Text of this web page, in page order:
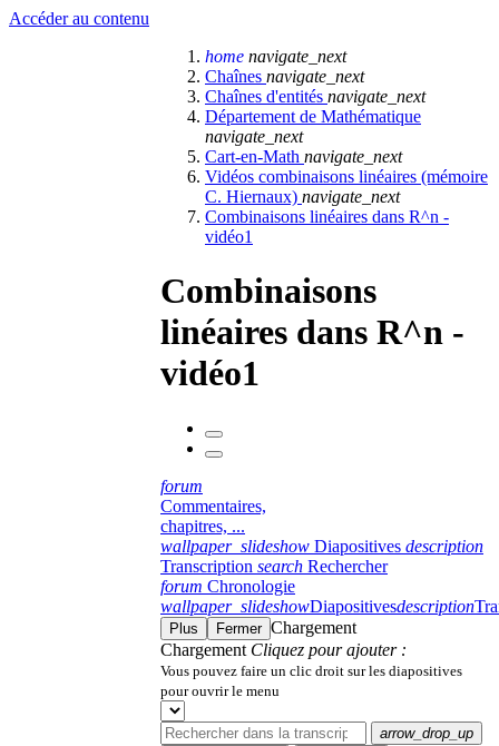
Accéder au contenu
home navigate_next
Chaînes navigate_next
Chaînes d'entités navigate_next
Département de Mathématique
navigate_next
Cart-en-Math navigate_next
Vidéos combinaisons linéaires (mémoire
C. Hiernaux) navigate_next
Combinaisons linéaires dans R^n -
vidéo1
Combinaisons
linéaires dans R^n -
vidéo1
forum
Commentaires,
chapitres, ...
wallpaper_slideshow Diapositives description
Transcription search Rechercher
forum Chronologie
wallpaper_slideshowDiapositivesdescription
Plus Fermer Chargement
Chargement Cliquez pour ajouter :
Vous pouvez faire un clic droit sur les diapositives
pour ouvrir le menu
arrow_drop_up